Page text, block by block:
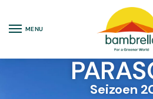
MENU
Seizoen